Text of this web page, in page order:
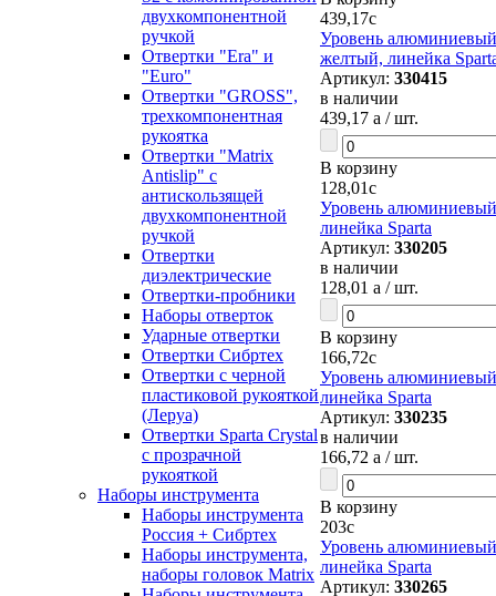
двухкомпонентной
ручкой
Отвертки "Era" и
"Euro"
Отвертки "GROSS",
трехкомпонентная
рукоятка
Отвертки "Matrix
Antislip" с
антискользящей
двухкомпонентной
ручкой
Отвертки
диэлектрические
Отвертки-пробники
Наборы отверток
Ударные отвертки
Отвертки Сибртех
Отвертки с черной
пластиковой рукояткой
(Леруа)
Отвертки Sparta Сrystal
c прозрачной
рукояткой
Наборы инструмента
Наборы инструмента
Россия + Сибртех
Наборы инструмента,
наборы головок Matrix
439,17c
Уровень
желтый, линейка
Артикул: 330415
в наличии
439,17 a / шт.
В корзину
128,01c
Уровень
линейка Sparta
Артикул: 330205
в наличии
128,01 a / шт.
В корзину
166,72c
Уровень
линейка Sparta
Артикул: 330235
в наличии
166,72 a / шт.
В корзину
203c
Уровень
линейка Sparta
Артикул: 330265